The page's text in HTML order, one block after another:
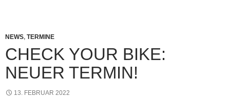
NEWS, TERMINE
CHECK YOUR BIKE:
NEUER TERMIN!
13. FEBRUAR 2022